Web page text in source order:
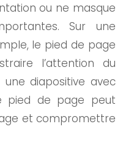
ou ne masque
Sur une
le pied de page
l’attention du
diapositive avec
pied de page peut
et compromettre